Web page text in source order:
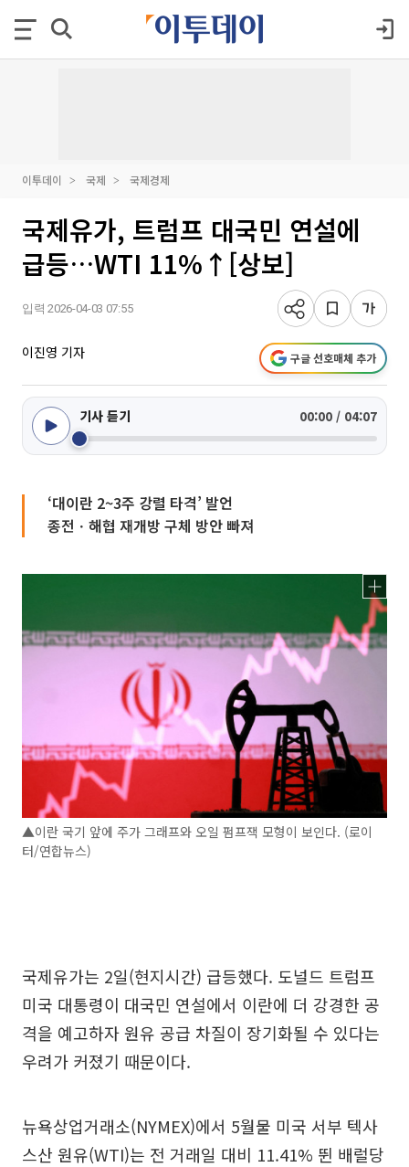
이투데이 국제 국제경제
국제유가, 트럼프 대국민 연설에
급등…WTI 11%↑[상보]
입력 2026-04-03 07:55
이진영 기자 구글 선호매체 추가
기사 듣기 00:00 / 04:07
‘대이란 2~3주 강렬 타격’ 발언
종전ㆍ해협 재개방 구체 방안 빠져
▲이란 국기 앞에 주가 그래프와 오일 펌프잭 모형이 보인다. (로이
터/연합뉴스)
국제유가는 2일(현지시간) 급등했다. 도널드 트럼프
미국 대통령이 대국민 연설에서 이란에 더 강경한 공
격을 예고하자 원유 공급 차질이 장기화될 수 있다는
우려가 커졌기 때문이다.
뉴욕상업거래소(NYMEX)에서 5월물 미국 서부 텍사
스산 원유(WTI)는 전 거래일 대비 11.41% 뛴 배럴당